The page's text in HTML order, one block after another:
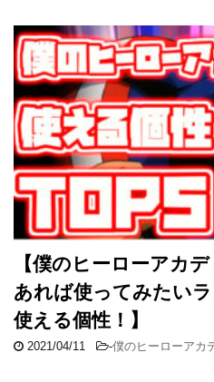
【僕のヒーローアカ
あれば使ってみたい
使える個性！】
2021/04/11 -僕のヒーローアカ